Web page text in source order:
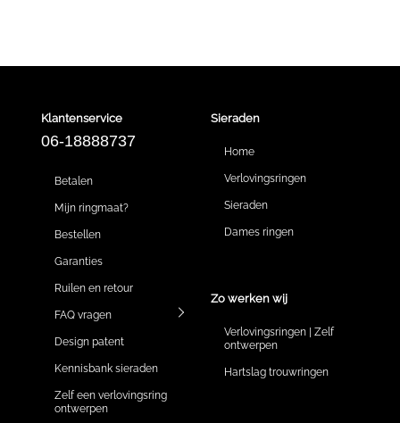
Klantenservice
06-18888737
Betalen
Mijn ringmaat?
Bestellen
Garanties
Ruilen en retour
FAQ vragen
Design patent
Kennisbank sieraden
Zelf een verlovingsring
ontwerpen
Sieraden
Home
Verlovingsringen
Sieraden
Dames ringen
Zo werken wij
Verlovingsringen | Zelf
ontwerpen
Hartslag trouwringen